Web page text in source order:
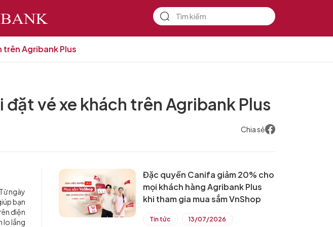
Agribank Plus
vé xe khách trên Agribank Plus
Chia sẻ
ngày
bạn
điện
lo lắng
Đặc quyền Canifa giảm 20% cho
mọi khách hàng Agribank Plus
khi tham gia mua sắm VnShop
Tin tức 13/07/2026